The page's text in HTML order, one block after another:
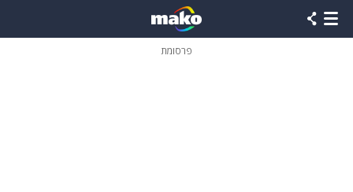
פרסומת